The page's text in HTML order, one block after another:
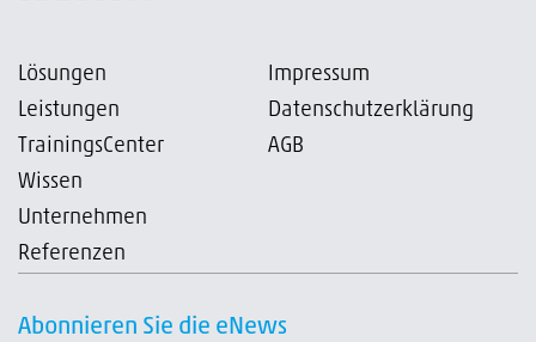
Lösungen
Leistungen
TrainingsCenter
Wissen
Unternehmen
Referenzen
Impressum
Datenschutzerklärung
AGB
Abonnieren Sie die eNews